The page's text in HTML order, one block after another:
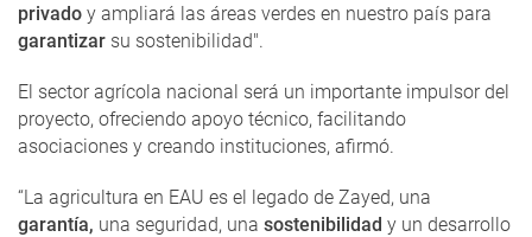
privado y ampliará las áreas verdes en nuestro país para
garantizar su sostenibilidad".
El sector agrícola nacional será un importante impulsor del
proyecto, ofreciendo apoyo técnico, facilitando
asociaciones y creando instituciones, afirmó.
“La agricultura en EAU es el legado de Zayed, una
garantía, una seguridad, una sostenibilidad y un desarrollo